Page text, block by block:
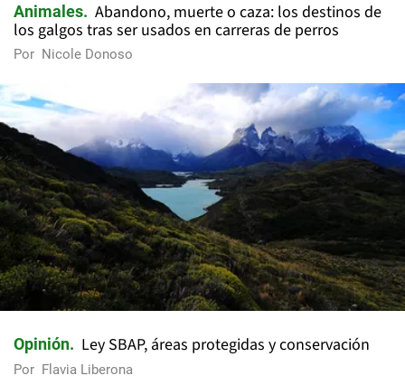
Animales
Abandono, muerte o caza: los destinos de
los galgos tras ser usados en carreras de perros
Por Nicole Donoso
Opinión Ley SBAP, áreas protegidas y conservación
Por Flavia Liberona